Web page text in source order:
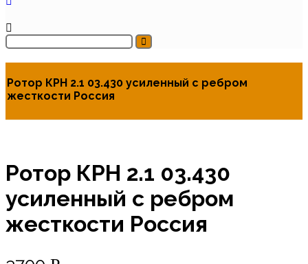
Ротор КРН 2.1 03.430 усиленный с ребром
жесткости Россия
Ротор КРН 2.1 03.430
усиленный с ребром
жесткости Россия